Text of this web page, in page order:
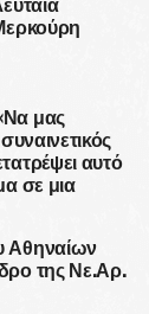
μας
αυτό
σε μια
Αθηναίων
της Νε.Αρ.